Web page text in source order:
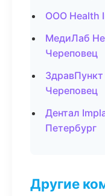
ООО Health
МедиЛаб
Череповец
Череповец
Дентал
Петербург
Другие